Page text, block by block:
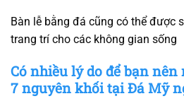
Bàn lễ bằng đá cũng có thể được
trang trí cho các không gian sống
Có nhiều lý do để bạn nên
7 nguyên khối tại Đá Mỹ